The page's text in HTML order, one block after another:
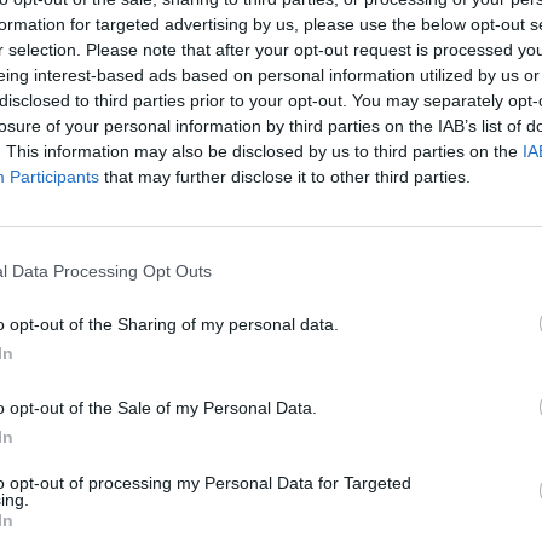
for targeted advertising by us, please use the below opt-out
selection. Please note that after your opt-out request is processed
interest-based ads based on personal information utilized by us
to third parties prior to your opt-out. You may separately
of your personal information by third parties on the IAB’s list of
This information may also be disclosed by us to third parties on the
Participants that may further disclose it to other third parties.
Data Processing Opt Outs
opt-out of the Sharing of my personal data.
opt-out of the Sale of my Personal Data.
opt-out of processing my Personal Data for Targeted
Serie A, il terzo dal dischetto, ed è 2-1 a metà gara.
quarto d’ora, perde Zaniolo: il problema al ginocchio si
riprende campo e, al 66′, sfrutta una clamorosa
sul cross di Tramoni, Okoye compie una papera e
minuti più recupero da giocare, nei quali si
con Meister e impegna Okoye in un paio d’occasioni,
un minuto e i friulani, clamorosamente, si
due passi. Nei minuti di recupero sostanzialmente
aggancia Fiorentina e Verona a quota 13 punti.
-3 dalla salvezza prima dei match delle rivali.